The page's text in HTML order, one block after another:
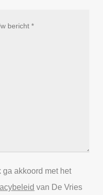
ga akkoord met het
van De Vries